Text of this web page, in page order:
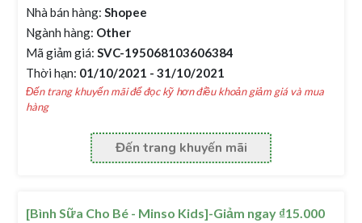
Nhà bán hàng: Shopee
Ngành hàng: Other
Mã giảm giá: SVC-195068103606384
Thời hạn: 01/10/2021 - 31/10/2021
Đến trang khuyến mãi để đọc kỹ hơn điều khoản giảm giá và mua
hàng
Đến trang khuyến mãi
[Bình Sữa Cho Bé - Minso Kids]-Giảm ngay ₫15.000